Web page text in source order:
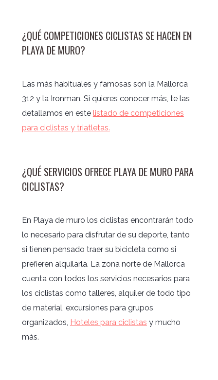
¿QUÉ COMPETICIONES CICLISTAS SE HACEN EN
PLAYA DE MURO?
Las más habituales y famosas son la Mallorca
312 y la Ironman. Si quieres conocer más, te las
detallamos en este listado de competiciones
para ciclistas y triatletas.
¿QUÉ SERVICIOS OFRECE PLAYA DE MURO PARA
CICLISTAS?
En Playa de muro los ciclistas encontrarán todo
lo necesario para disfrutar de su deporte, tanto
si tienen pensado traer su bicicleta como si
prefieren alquilarla. La zona norte de Mallorca
cuenta con todos los servicios necesarios para
los ciclistas como talleres, alquiler de todo tipo
de material, excursiones para grupos
organizados, Hoteles para ciclistas y mucho
más.